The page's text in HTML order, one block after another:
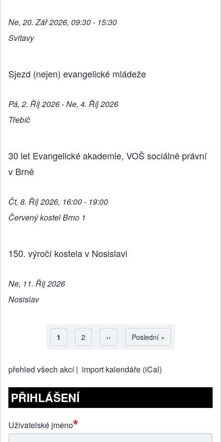
Ne, 20. Zář 2026, 09:30 - 15:30
Svitavy
Sjezd (nejen) evangelické mládeže
Pá, 2. Říj 2026 - Ne, 4. Říj 2026
Třebíč
30 let Evangelické akademie, VOŠ sociálně právní
v Brně
Čt, 8. Říj 2026, 16:00 - 19:00
Červený kostel Brno 1
150. výročí kostela v Nosislavi
Ne, 11. Říj 2026
Nosislav
Pagination
Aktuální stránka
1 Strana
2 Následující stránka
›› Poslední stránka
Poslední »
přehled všech akcí | import kalendáře (iCal)
PŘIHLÁŠENÍ
Uživatelské jméno